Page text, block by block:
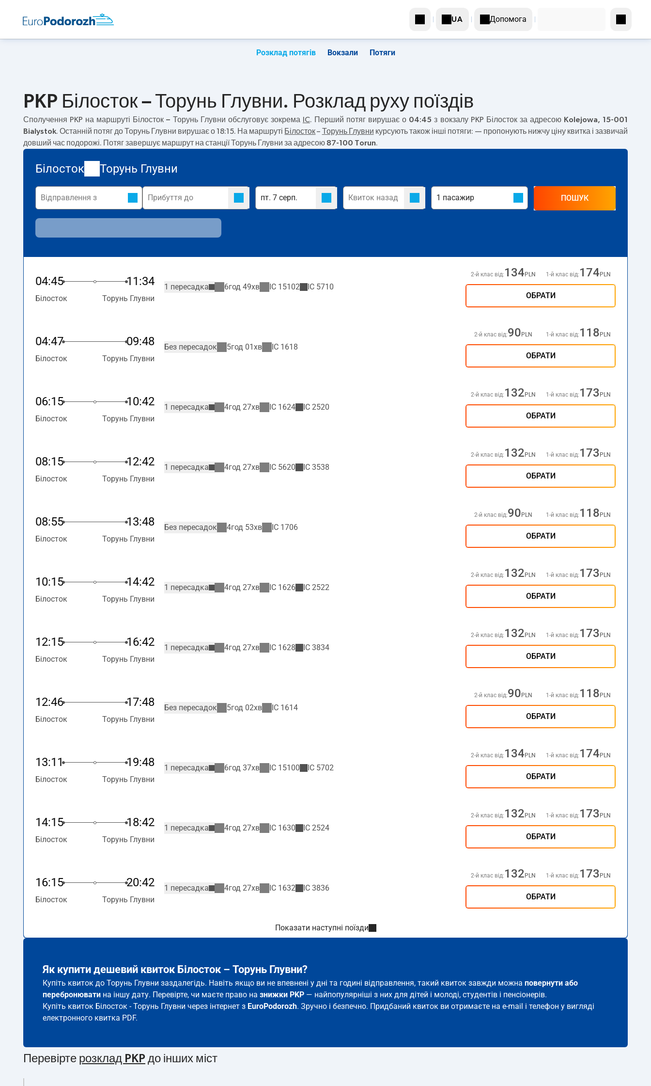
UA Допомога
Розклад потягів Вокзали Потяги
PKP Білосток – Торунь Глувни. Розклад руху поїздів
Сполучення PKP на маршруті Білосток – Торунь Глувни обслуговує зокрема IC. Перший потяг вирушає о 04:45 з вокзалу PKP Білосток за адресою Kolejowa, 15-001
Bialystok. Останній потяг до Торунь Глувни вирушає о 18:15. На маршруті Білосток– Торунь Глувни курсують також інші потяги: — пропонують нижчу ціну квитка і зазвичай
довший час подорожі. Потяг завершує маршрут на станції Торунь Глувни за адресою 87-100 Torun.
Білосток Торунь Глувни
ПОШУК
04:45 11:34
Білосток Торунь Глувни
1 пересадка 6год 49хв IC 15102 IC 5710
2-й клас від: 134 PLN 1-й клас від: 174 PLN
ОБРАТИ
04:47 09:48
Білосток Торунь Глувни
Без пересадок 5год 01хв IC 1618
2-й клас від:90 PLN 1-й клас від: 118 PLN
ОБРАТИ
06:15 10:42
Білосток Торунь Глувни
1 пересадка 4год 27хв IC 1624 IC 2520
2-й клас від: 132 PLN 1-й клас від: 173 PLN
ОБРАТИ
08:15 12:42
Білосток Торунь Глувни
1 пересадка 4год 27хв IC 5620 IC 3538
2-й клас від: 132 PLN 1-й клас від: 173 PLN
ОБРАТИ
08:55 13:48
Білосток Торунь Глувни
Без пересадок 4год 53хв IC 1706
2-й клас від:90 PLN 1-й клас від: 118 PLN
ОБРАТИ
10:15 14:42
Білосток Торунь Глувни
1 пересадка 4год 27хв IC 1626 IC 2522
2-й клас від: 132 PLN 1-й клас від: 173 PLN
ОБРАТИ
12:15 16:42
Білосток Торунь Глувни
1 пересадка 4год 27хв IC 1628 IC 3834
2-й клас від: 132 PLN 1-й клас від: 173 PLN
ОБРАТИ
12:46 17:48
Білосток Торунь Глувни
Без пересадок 5год 02хв IC 1614
2-й клас від:90 PLN 1-й клас від: 118 PLN
ОБРАТИ
13:11 19:48
Білосток Торунь Глувни
1 пересадка 6год 37хв IC 15100 IC 5702
2-й клас від: 134 PLN 1-й клас від: 174 PLN
ОБРАТИ
14:15 18:42
Білосток Торунь Глувни
1 пересадка 4год 27хв IC 1630 IC 2524
2-й клас від: 132 PLN 1-й клас від: 173 PLN
ОБРАТИ
16:15 20:42
Білосток Торунь Глувни
1 пересадка 4год 27хв IC 1632 IC 3836
2-й клас від: 132 PLN 1-й клас від: 173 PLN
ОБРАТИ
Показати наступні поїзди
Як купити дешевий квиток Білосток – Торунь Глувни?
Купіть квиток до Торунь Глувни заздалегідь. Навіть якщо ви не впевнені у дні та годині відправлення, такий квиток завжди можна повернути або
перебронювати на іншу дату. Перевірте, чи маєте право на знижки PKP — найпопулярніші з них для дітей і молоді, студентів і пенсіонерів.
Купіть квиток Білосток - Торунь Глувни через інтернет з EuroPodorozh. Зручно і безпечно. Придбаний квиток ви отримаєте на e-mail і телефон у вигляді
електронного квитка PDF.
Перевірте розклад PKP до інших міст